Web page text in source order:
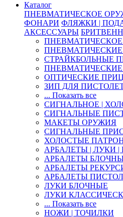
Каталог
ПНЕВМАТИЧЕСКОЕ
ФОНАРИ ФЛЯЖКИ |
АКСЕССУАРЫ
СТРАЙКБОЛЬНЫЕ
ОПТИЧЕСКИЕ
ЗИП ДЛЯ
... Показать все
СИГНАЛЬНОЕ |
СИГНАЛЬНЫЕ
МАКЕТЫ ОРУЖИЯ
СИГНАЛЬНЫЕ
ХОЛОСТЫЕ
АРБАЛЕТЫ | ЛУКИ |
АРБАЛЕТЫ
АРБАЛЕТЫ
АРБАЛЕТЫ
ЛУКИ БЛОЧНЫЕ
ЛУКИ
... Показать все
НОЖИ | ТОЧИЛКИ